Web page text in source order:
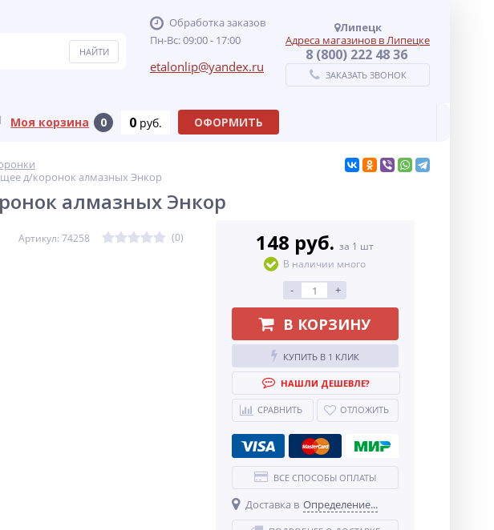
Обработка заказов
Пн-Вс: 09:00 - 17:00
etalonlip@yandex.ru
Липецк
Адреса магазинов в Липецке
8 (800) 222 48 36
ЗАКАЗАТЬ ЗВОНОК
Моя корзина 0 0 руб. ОФОРМИТЬ
д/коронок алмазных Энкор
алмазных Энкор
Артикул: 74258 (0) 148 руб.за 1 шт
В наличии много
- +
В КОРЗИНУ
КУПИТЬ В 1 КЛИК
НАШЛИ ДЕШЕВЛЕ?
СРАВНИТЬ ОТЛОЖИТЬ
ВСЕ СПОСОБЫ ОПЛАТЫ
Доставка в Определение...